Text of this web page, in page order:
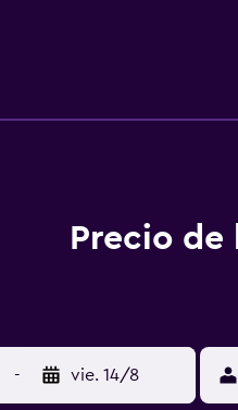
Los huéspedes
el alojamiento hay piscina
Precio de
- vie. 14/8